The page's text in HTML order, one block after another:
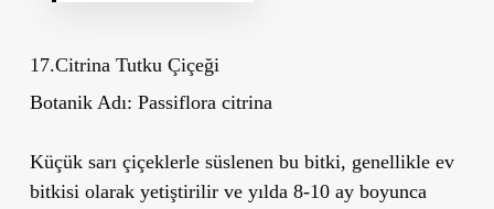
17.Citrina Tutku Çiçeği
Botanik Adı: Passiflora citrina
Küçük sarı çiçeklerle süslenen bu bitki, genellikle ev
bitkisi olarak yetiştirilir ve yılda 8-10 ay boyunca